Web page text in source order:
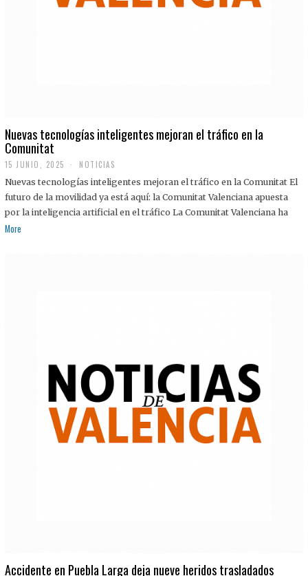
Nuevas tecnologías inteligentes mejoran el tráfico en la
Comunitat
15 JUNIO, 2025 NOTICIAS
Nuevas tecnologías inteligentes mejoran el tráfico en la Comunitat El
futuro de la movilidad ya está aquí: la Comunitat Valenciana apuesta
por la inteligencia artificial en el tráfico La Comunitat Valenciana ha
More
Accidente en Puebla Larga deja nueve heridos trasladados